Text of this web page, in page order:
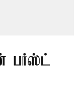
பர்ஸ்ட்